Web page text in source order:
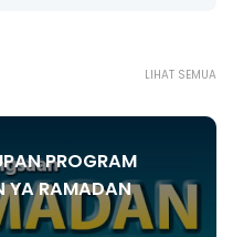
LIHAT SEMUA
PROGRAM
YA RAMADAN